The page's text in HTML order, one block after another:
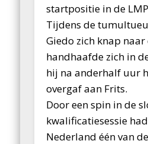
startpositie in de
Tijdens de
Giedo zich knap
handhaafde zich in
hij na anderhalf uur
overgaf aan Frits.
Door een spin in de
kwalificatiesessie
Nederland één van